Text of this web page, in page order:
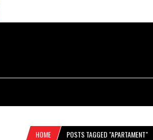
HOME POSTS TAGGED "APARTAMENT"